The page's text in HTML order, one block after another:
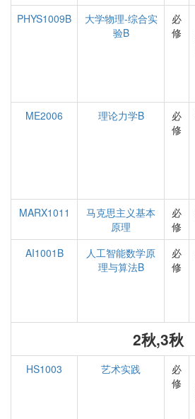
PHYS1009B
大学物理-综合实
验B
必
修
ME2006
理论力学B
必
修
MARX1011
马克思主义基本
原理
必
修
AI1001B
人工智能数学原
理与算法B
必
修
2秋,3秋
HS1003 艺术实践
必
修